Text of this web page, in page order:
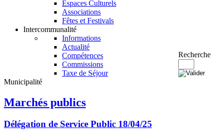
Espaces Culturels
Associations
Fêtes et Festivals
Intercommunalité
Informations
Actualité
Compétences
Commissions
Taxe de Séjour
Recherche
Municipalité
Marchés publics
Délégation de Service Public 18/04/25